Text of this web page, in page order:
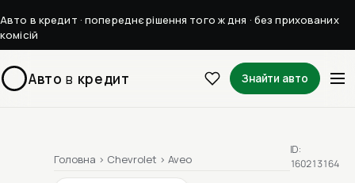
Авто в кредит · попереднє рішення того ж дня · без прихованих
комісій
Авто в кредит Знайти авто
Головна › Chevrolet › Aveo
ID:
160213164